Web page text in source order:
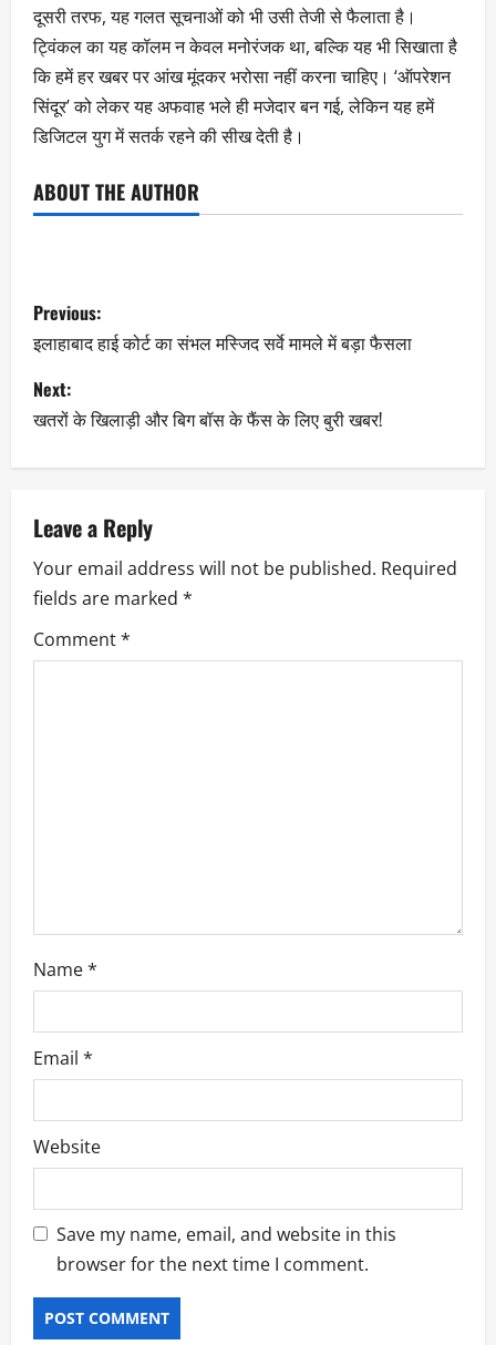
दूसरी तरफ, यह गलत सूचनाओं को भी उसी तेजी से फैलाता है।
ट्विंकल का यह कॉलम न केवल मनोरंजक था, बल्कि यह भी सिखाता है
कि हमें हर खबर पर आंख मूंदकर भरोसा नहीं करना चाहिए। ‘ऑपरेशन
सिंदूर’ को लेकर यह अफवाह भले ही मजेदार बन गई, लेकिन यह हमें
डिजिटल युग में सतर्क रहने की सीख देती है।
ABOUT THE AUTHOR
Previous:
इलाहाबाद हाई कोर्ट का संभल मस्जिद सर्वे मामले में बड़ा फैसला
Next:
खतरों के खिलाड़ी और बिग बॉस के फैंस के लिए बुरी खबर!
Leave a Reply
Your email address will not be published. Required
fields are marked *
Comment*
Name*
Email *
Website
Save my name, email, and website in this
browser for the next time I comment.